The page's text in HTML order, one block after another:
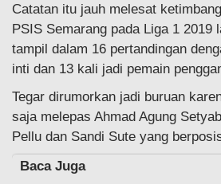
Catatan itu jauh melesat
PSIS Semarang pada Liga 1 2019
tampil dalam 16 pertandingan
inti dan 13 kali jadi pemain
Tegar dirumorkan jadi buruan
saja melepas Ahmad Agung
Pellu dan Sandi Sute yang
Baca Juga